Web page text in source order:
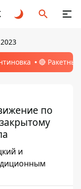
🔴
по
и